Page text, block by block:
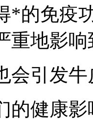
*的免疫
重地影
会引发牛
的健康